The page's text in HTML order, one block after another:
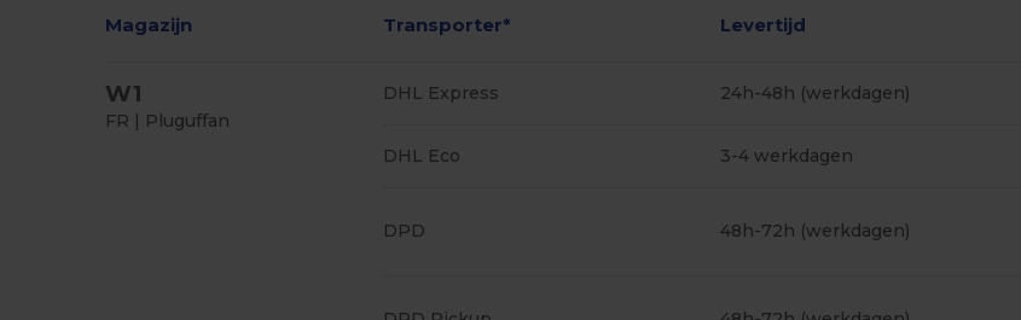
Magazijn Transporter* Levertijd
W1
FR | Pluguffan
DHL Express 24h-48h (werkdagen)
DHL Eco 3-4 werkdagen
DPD 48h-72h (werkdagen)